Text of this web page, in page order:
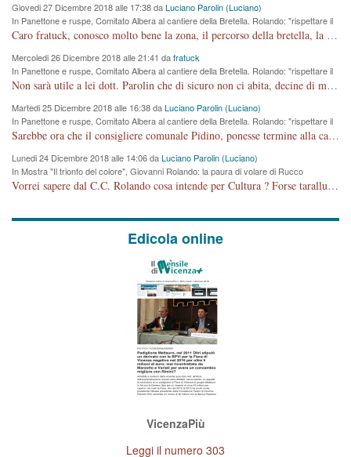
Giovedi 27 Dicembre 2018 alle 17:38 daLuciano Parolin (Luciano)
In Panettone e ruspe, Comitato Albera al cantiere della Bretella. Rolando: "rispettare il
cronoprogramma"
Caro fratuck, conosco molto bene la zona, il percorso della bretella, la situazione dei cittadini, abito in Viale Trento. A partire dal 2003 ho partecipato al Comitato di Maddalene pro bretella, e a riunioni propositive per apportare modifiche al progetto. Numerose mie foto del territorio sono arrivate a Roma, altri miei interventi (non graditi dalla Sx) sono stati pubblicati dal GdV, assieme ad altri come Ciro Asproso, ora favorevole alla bretella. Ho partecipato alla raccolta firme per la chiusura della strada x 5 giorni eseguita dal Sindaco Hullwech per sforamento 180 Micro/g. Pertanto come impegno per la tematica sono apposto con la coscienza. Ora il Progetto è partito, fine! Voglio dire che la nuova Giunta "comunale" non c'entra più. L'opera sarà "malauguratamente" eseguita, ma non con il mio placet. Il Consigliere Comunale dovrebbe capire che la campagna elettorale è finita, con buona pace di tutti. Quello che invece dovrebbe interessare è la proprietà della strada, dall'uscita autostradale Ovest, sino alla Rotatoria dell'Albara, vi sono tre possessori: Autostrade SpA; La Provincia, il Comune. Come la mettiamo per il futuro ? I costi, da 50 sono saliti a 100 milioni di € come dire 20 milioni a KM (!) da non credere. Comunque si farà. Ma nessuno canti Vittoria, anzi meglio non farne un ulteriore fatto "partitico" per questioni elettorali o di seggio. Se mi manda la sua mail, sono disponibile ad inviare i documenti e le foto sopra descritte. Con ossequi, Luciano Parolin
Mercoledi 26 Dicembre 2018 alle 21:41 dafratuck
In Panettone e ruspe, Comitato Albera al cantiere della Bretella. Rolando: "rispettare il
cronoprogramma"
Non sarà utile a lei dott. Parolin che di sicuro non ci abita, decine di migliaia di TIR, automobili e padroncini che passano quotidianamente per una strada appena rotabile, non è più possibile stendere i panni, attraversare la strada senza rischiare la morte, le case stanno crepando, i tempi sono cambiati e la bretella non passerà assolutamente per maddalene (ma cosa sta a dire?!), dia invece responsabilità a chi ha costruito tagliando la strada che doveva invece terminare a isola vicentina e non al moracchino lasciando Motta di Costabissara ancora in panne di traffico. I tempi sono cambiati dottore e se l'anagrafe della vita stagna nell'essere umano impressioni conservatrici, la società non le considera perchè va avanti, si industrializza e ha bisogno di infrastrutture e di sviluppo. Ultima considerazione, se è geloso di Rolando perchè vede in lui solo campagne politiche mentre si difendono i SOLI diritti dei cittadini, la preghiamo faccia considerazioni più appropriate. Saluti e complimenti per i suoi scritti.
Martedi 25 Dicembre 2018 alle 16:38 daLuciano Parolin (Luciano)
In Panettone e ruspe, Comitato Albera al cantiere della Bretella. Rolando: "rispettare il
cronoprogramma"
Sarebbe ora che il consigliere comunale Pidino, ponesse termine alla campagna elettorale nel territorio del suo seggio Villaggio del Sole. La tiraca è iniziata, distruggerà 6 km di prateria ovest della città, ricca di fonti e sorgenti d'acqua. I cittadini di Maddalene non avranno più Pace la notte. Molta colpa per la costruzione di questa Strada è proprio del signor Rolando,dei suoi gazebo mobili e che vuol far passare questa opera VANDALICA come progetto "utile" a chi ? Non è cosa seria sig. Rolando!
Lunedi 24 Dicembre 2018 alle 14:06 daLuciano Parolin (Luciano)
In Mostra "Il trionfo del colore", Giovanni Rolando: la paura di volare di Rucco
Vorrei sapere dal C.C. Rolando cosa intende per Cultura ? Forse tarallucci, vino e sagre, o spaghetti tricolori del PD ? Il continuo (s)parlare della mostra a Palazzo Chiericati caro consigliere DANNEGGIA FORTEMENTE l'immagine della città TUTTA e fa deviare i consensi che in RUSSIA (badi bene ex U.R.S.S.) sono ECCELLENTI. A livello artistico l'evento è di alta Valenza culturale, COMPITO di Tutta la Cittadinanza fare il possibile per propagandare l'iniziativa senza farne UN CASO PARTITICO come fa Lei da sempre. Meno Gazebo + Partecipazione! E così sia. Amen.
Edicola online
VicenzaPiù
Leggi il numero 303